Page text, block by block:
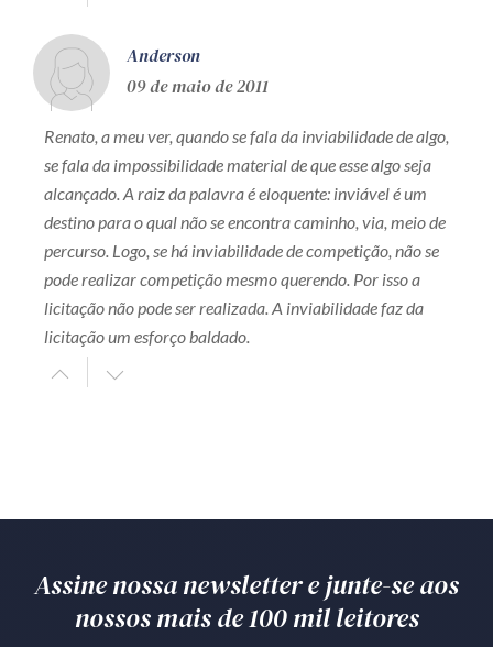
Anderson
09 de maio de 2011
Renato, a meu ver, quando se fala da inviabilidade de algo,
se fala da impossibilidade material de que esse algo seja
alcançado. A raiz da palavra é eloquente: inviável é um
destino para o qual não se encontra caminho, via, meio de
percurso. Logo, se há inviabilidade de competição, não se
pode realizar competição mesmo querendo. Por isso a
licitação não pode ser realizada. A inviabilidade faz da
licitação um esforço baldado.
Assine nossa newsletter e junte-se aos
nossos mais de 100 mil leitores